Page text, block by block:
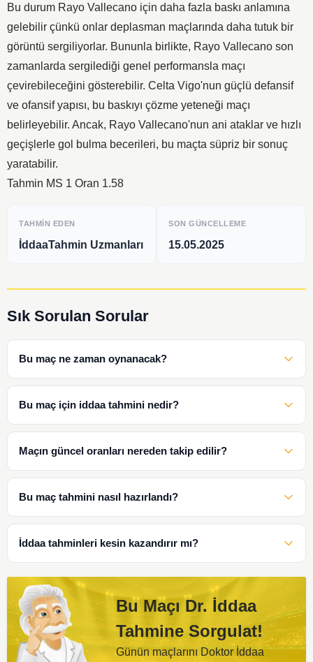
Bu durum Rayo Vallecano için daha fazla baskı anlamına
gelebilir çünkü onlar deplasman maçlarında daha tutuk bir
görüntü sergiliyorlar. Bununla birlikte, Rayo Vallecano son
zamanlarda sergilediği genel performansla maçı
çevirebileceğini gösterebilir. Celta Vigo'nun güçlü defansif
ve ofansif yapısı, bu baskıyı çözme yeteneği maçı
belirleyebilir. Ancak, Rayo Vallecano'nun ani ataklar ve hızlı
geçişlerle gol bulma becerileri, bu maçta süpriz bir sonuç
yaratabilir.
Tahmin MS 1 Oran 1.58
TAHMIN EDEN
İddaaTahmin Uzmanları
SON GÜNCELLEME
15.05.2025
Sık Sorulan Sorular
Bu maç ne zaman oynanacak?
Bu maç için iddaa tahmini nedir?
Maçın güncel oranları nereden takip edilir?
Bu maç tahmini nasıl hazırlandı?
İddaa tahminleri kesin kazandırır mı?
Bu Maçı Dr. İddaa
Tahmine Sorgulat!
Günün maçlarını Doktor İddaa